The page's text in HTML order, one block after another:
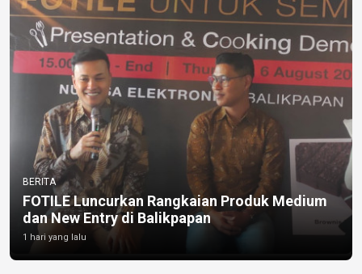
BERITA
FOTILE Luncurkan Rangkaian Produk Medium
dan New Entry di Balikpapan
1 hari yang lalu